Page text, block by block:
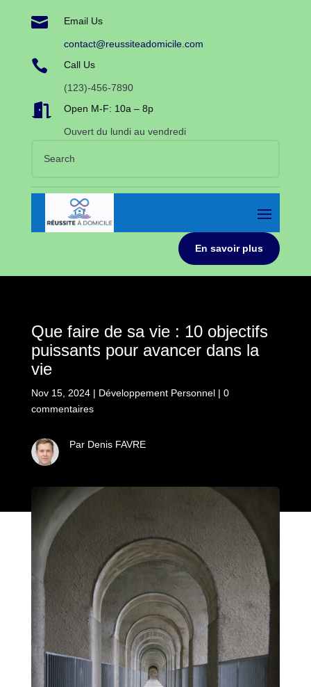
 Email Us
contact@reussiteadomicile.com
 Call Us
(123)-456-7890
 Open M-F: 10a – 8p
Ouvert du lundi au vendredi
En savoir plus
Que faire de sa vie : 10 objectifs
puissants pour avancer dans la
vie
Nov 15, 2024| Développement Personnel| 0
commentaires
Par Denis FAVRE